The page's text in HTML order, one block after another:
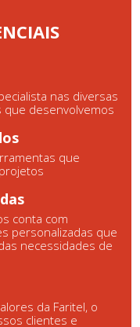
nas diversas
desenvolvemos
que
conta com
personalizadas que
necessidades de
da Faritel, o
clientes e